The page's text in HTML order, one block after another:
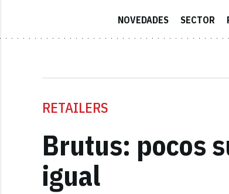
NOVEDADES SECTOR
RETAILERS
Brutus: pocos
igual